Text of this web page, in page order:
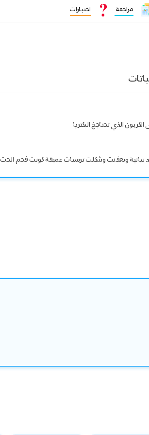
مراجعة اختبارات
الذي تحتاجخ البكتريا
نباتية وتعفنت وشكلت ترسبات عميقة كونت فحم الخث